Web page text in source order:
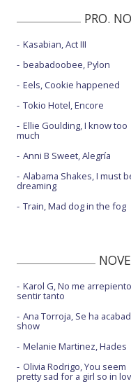
PRO.
Kasabian, Act III
beabadoobee, Pylon
Eels, Cookie happened
Tokio Hotel, Encore
Ellie Goulding, I know too
much
Anni B Sweet, Alegría
Alabama Shakes, I must
dreaming
Train, Mad dog in the fog
Karol G, No me
sentir tanto
Ana Torroja, Se ha
show
Melanie Martinez, Hades
Olivia Rodrigo, You seem
pretty sad for a girl so in